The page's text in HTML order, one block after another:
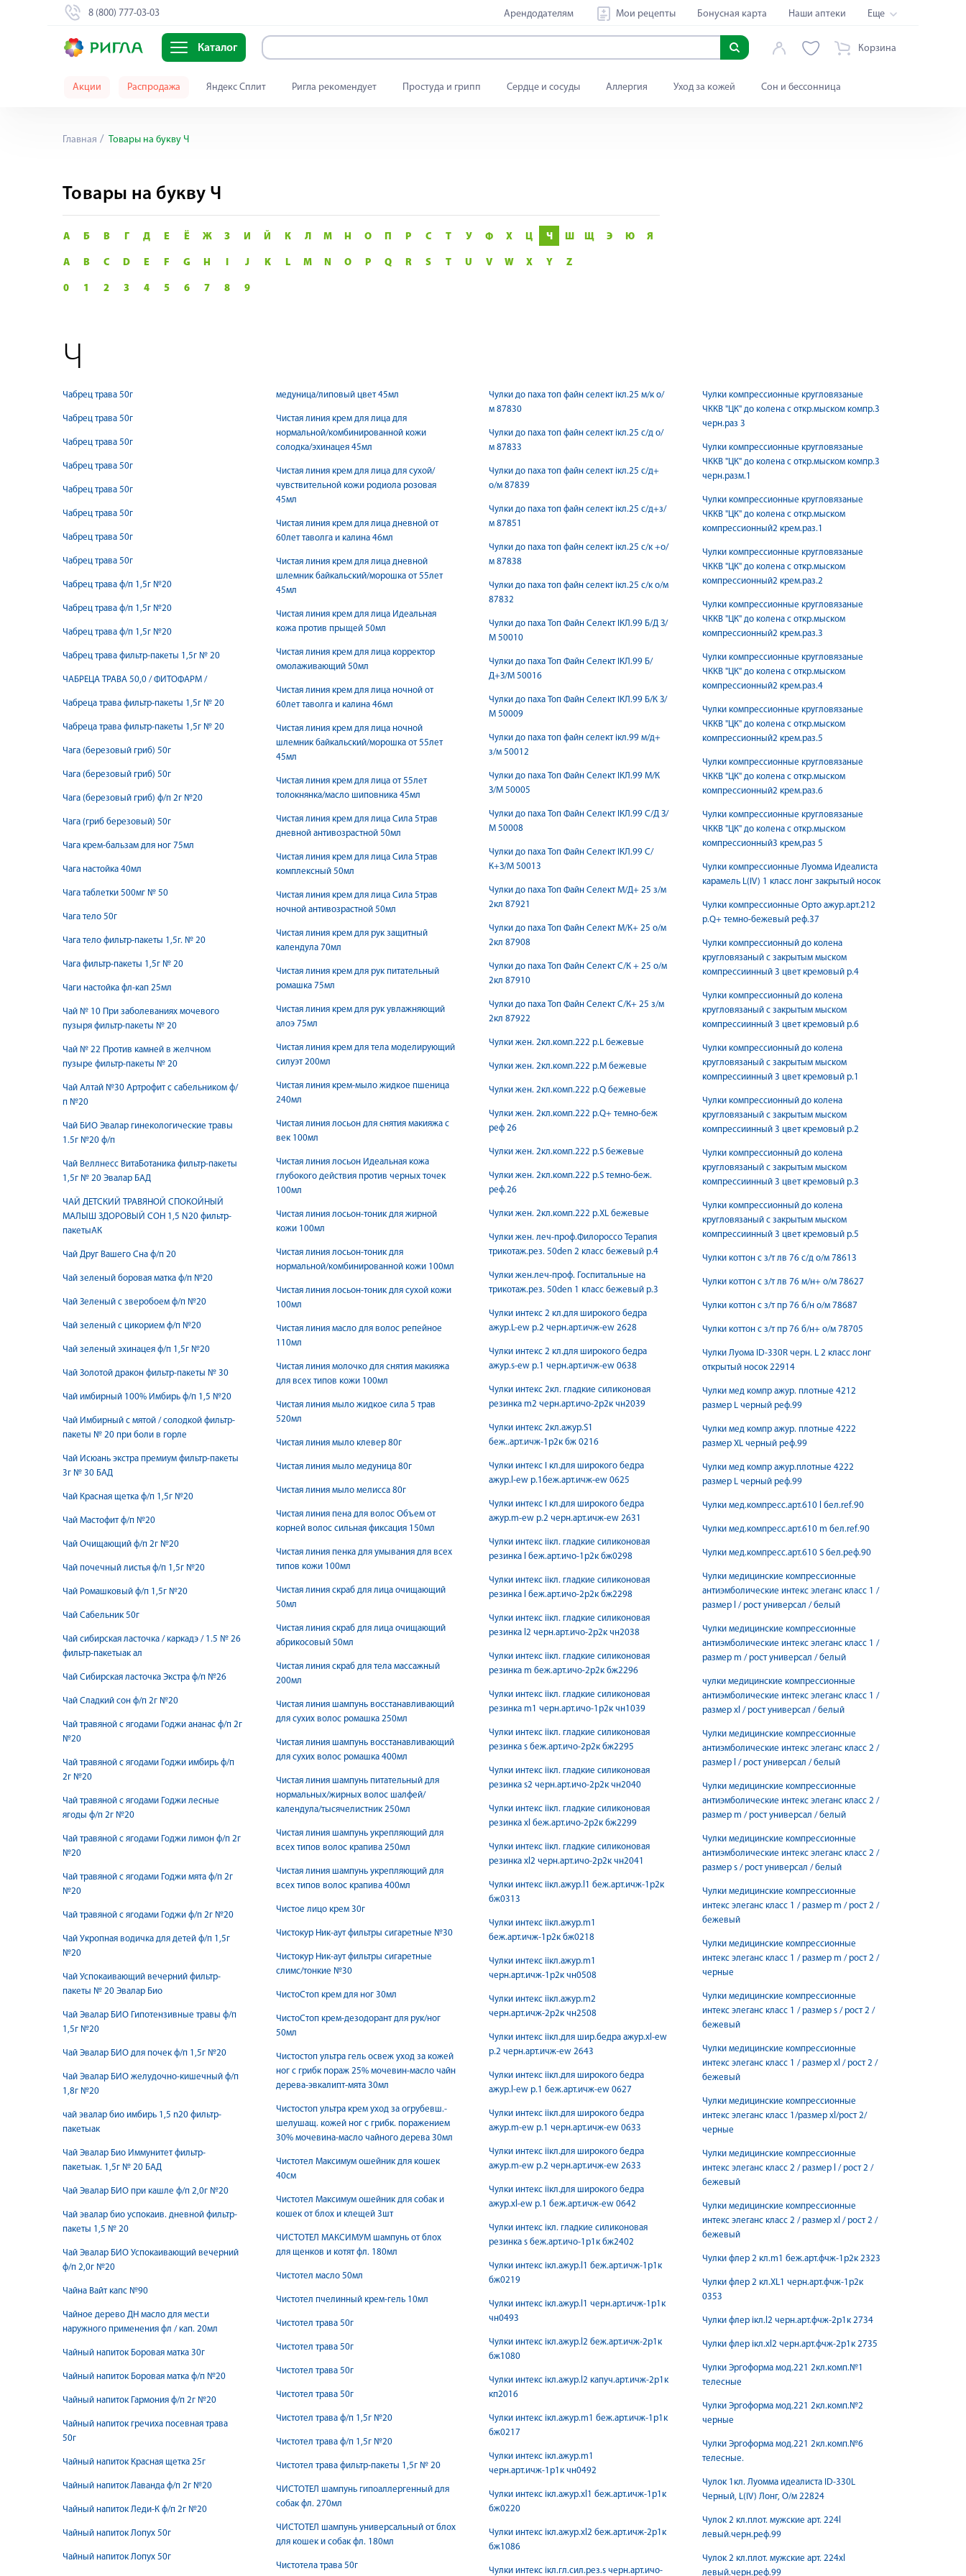
8 (800) 777-03-03 Арендодателям Мои рецепты Бонусная карта Наши аптеки Еще
Каталог Корзина
Акции Распродажа Яндекс Сплит Ригла рекомендует Простуда и грипп Сердце и сосуды Аллергия Уход за кожей Сон и бессонница
Главная Товары на букву Ч
Товары на букву Ч
А Б В Г Д Е Ё Ж З И Й К Л М Н О П Р С Т У Ф Х Ц Ч Ш Щ Э Ю Я
A B C D E F G H I J K L M N O P Q R S T U V W X Y Z
0 1 2 3 4 5 6 7 8 9
Ч
Чабрец трава 50г
Чабрец трава 50г
Чабрец трава 50г
Чабрец трава 50г
Чабрец трава 50г
Чабрец трава 50г
Чабрец трава 50г
Чабрец трава 50г
Чабрец трава ф/п 1,5г №20
Чабрец трава ф/п 1,5г №20
Чабрец трава ф/п 1,5г №20
Чабрец трава фильтр-пакеты 1,5г № 20
ЧАБРЕЦА ТРАВА 50,0 / ФИТОФАРМ /
Чабреца трава фильтр-пакеты 1,5г № 20
Чабреца трава фильтр-пакеты 1,5г № 20
Чага (березовый гриб) 50г
Чага (березовый гриб) 50г
Чага (березовый гриб) ф/п 2г №20
Чага (гриб березовый) 50г
Чага крем-бальзам для ног 75мл
Чага настойка 40мл
Чага таблетки 500мг № 50
Чага тело 50г
Чага тело фильтр-пакеты 1,5г. № 20
Чага фильтр-пакеты 1,5г № 20
Чаги настойка фл-кап 25мл
Чай № 10 При заболеваниях мочевого
пузыря фильтр-пакеты № 20
Чай № 22 Против камней в желчном
пузыре фильтр-пакеты № 20
Чай Алтай №30 Артрофит с сабельником ф/
п №20
Чай БИО Эвалар гинекологические травы
1.5г №20 ф/п
Чай Веллнесс ВитаБотаника фильтр-пакеты
1,5г № 20 Эвалар БАД
ЧАЙ ДЕТСКИЙ ТРАВЯНОЙ СПОКОЙНЫЙ
МАЛЫШ ЗДОРОВЫЙ СОН 1,5 N20 фильтр-
пакетыАК
Чай Друг Вашего Сна ф/п 20
Чай зеленый боровая матка ф/п №20
Чай Зеленый с зверобоем ф/п №20
Чай зеленый с цикорием ф/п №20
Чай зеленый эхинацея ф/п 1,5г №20
Чай Золотой дракон фильтр-пакеты № 30
Чай имбирный 100% Имбирь ф/п 1,5 №20
Чай Имбирный с мятой / солодкой фильтр-
пакеты № 20 при боли в горле
Чай Исюань экстра премиум фильтр-пакеты
3г № 30 БАД
Чай Красная щетка ф/п 1,5г №20
Чай Мастофит ф/п №20
Чай Очищающий ф/п 2г №20
Чай почечный листья ф/п 1,5г №20
Чай Ромашковый ф/п 1,5г №20
Чай Сабельник 50г
Чай сибирская ласточка / каркадэ / 1.5 № 26
фильтр-пакетыак ал
Чай Сибирская ласточка Экстра ф/п №26
Чай Сладкий сон ф/п 2г №20
Чай травяной с ягодами Годжи ананас ф/п 2г
№20
Чай травяной с ягодами Годжи имбирь ф/п
2г №20
Чай травяной с ягодами Годжи лесные
ягоды ф/п 2г №20
Чай травяной с ягодами Годжи лимон ф/п 2г
№20
Чай травяной с ягодами Годжи мята ф/п 2г
№20
Чай травяной с ягодами Годжи ф/п 2г №20
Чай Укропная водичка для детей ф/п 1,5г
№20
Чай Успокаивающий вечерний фильтр-
пакеты № 20 Эвалар Био
Чай Эвалар БИО Гипотензивные травы ф/п
1,5г №20
Чай Эвалар БИО для почек ф/п 1,5г №20
Чай Эвалар БИО желудочно-кишечный ф/п
1,8г №20
чай эвалар био имбирь 1,5 n20 фильтр-
пакетыак
Чай Эвалар Био Иммунитет фильтр-
пакетыак. 1,5г № 20 БАД
Чай Эвалар БИО при кашле ф/п 2,0г №20
Чай эвалар био успокаив. дневной фильтр-
пакеты 1,5 № 20
Чай Эвалар БИО Успокаивающий вечерний
ф/п 2,0г №20
Чайна Вайт капс №90
Чайное дерево ДН масло для мест.и
наружного применения фл / кап. 20мл
Чайный напиток Боровая матка 30г
Чайный напиток Боровая матка ф/п №20
Чайный напиток Гармония ф/п 2г №20
Чайный напиток гречиха посевная трава
50г
Чайный напиток Красная щетка 25г
Чайный напиток Лаванда ф/п 2г №20
Чайный напиток Леди-К ф/п 2г №20
Чайный напиток Лопух 50г
Чайный напиток Лопух 50г
медуница/липовый цвет 45мл
Чистая линия крем для лица для
нормальной/комбинированной кожи
солодка/эхинацея 45мл
Чистая линия крем для лица для сухой/
чувствительной кожи родиола розовая
45мл
Чистая линия крем для лица дневной от
60лет таволга и калина 46мл
Чистая линия крем для лица дневной
шлемник байкальский/морошка от 55лет
45мл
Чистая линия крем для лица Идеальная
кожа против прыщей 50мл
Чистая линия крем для лица корректор
омолаживающий 50мл
Чистая линия крем для лица ночной от
60лет таволга и калина 46мл
Чистая линия крем для лица ночной
шлемник байкальский/морошка от 55лет
45мл
Чистая линия крем для лица от 55лет
толокнянка/масло шиповника 45мл
Чистая линия крем для лица Сила 5трав
дневной антивозрастной 50мл
Чистая линия крем для лица Сила 5трав
комплексный 50мл
Чистая линия крем для лица Сила 5трав
ночной антивозрастной 50мл
Чистая линия крем для рук защитный
календула 70мл
Чистая линия крем для рук питательный
ромашка 75мл
Чистая линия крем для рук увлажняющий
алоэ 75мл
Чистая линия крем для тела моделирующий
силуэт 200мл
Чистая линия крем-мыло жидкое пшеница
240мл
Чистая линия лосьон для снятия макияжа с
век 100мл
Чистая линия лосьон Идеальная кожа
глубокого действия против черных точек
100мл
Чистая линия лосьон-тоник для жирной
кожи 100мл
Чистая линия лосьон-тоник для
нормальной/комбинированной кожи 100мл
Чистая линия лосьон-тоник для сухой кожи
100мл
Чистая линия масло для волос репейное
110мл
Чистая линия молочко для снятия макияжа
для всех типов кожи 100мл
Чистая линия мыло жидкое сила 5 трав
520мл
Чистая линия мыло клевер 80г
Чистая линия мыло медуница 80г
Чистая линия мыло мелисса 80г
Чистая линия пена для волос Объем от
корней волос сильная фиксация 150мл
Чистая линия пенка для умывания для всех
типов кожи 100мл
Чистая линия скраб для лица очищающий
50мл
Чистая линия скраб для лица очищающий
абрикосовый 50мл
Чистая линия скраб для тела массажный
200мл
Чистая линия шампунь восстанавливающий
для сухих волос ромашка 250мл
Чистая линия шампунь восстанавливающий
для сухих волос ромашка 400мл
Чистая линия шампунь питательный для
нормальных/жирных волос шалфей/
календула/тысячелистник 250мл
Чистая линия шампунь укрепляющий для
всех типов волос крапива 250мл
Чистая линия шампунь укрепляющий для
всех типов волос крапива 400мл
Чистое лицо крем 30г
Чистокур Ник-аут фильтры сигаретные №30
Чистокур Ник-аут фильтры сигаретные
слимс/тонкие №30
ЧистоСтоп крем для ног 30мл
ЧистоСтоп крем-дезодорант для рук/ног
50мл
Чистостоп ультра гель освеж уход за кожей
ног с грибк пораж 25% мочевин-масло чайн
дерева-эвкалипт-мята 30мл
Чистостоп ультра крем уход за огрубевш.-
шелушащ. кожей ног с грибк. поражением
30% мочевина-масло чайного дерева 30мл
Чистотел Максимум ошейник для кошек
40см
Чистотел Максимум ошейник для собак и
кошек от блох и клещей 3шт
ЧИСТОТЕЛ МАКСИМУМ шампунь от блох
для щенков и котят фл. 180мл
Чистотел масло 50мл
Чистотел пчелинный крем-гель 10мл
Чистотел трава 50г
Чистотел трава 50г
Чистотел трава 50г
Чистотел трава 50г
Чистотел трава ф/п 1,5г №20
Чистотел трава ф/п 1,5г №20
Чистотел трава фильтр-пакеты 1,5г № 20
ЧИСТОТЕЛ шампунь гипоаллергенный для
собак фл. 270мл
ЧИСТОТЕЛ шампунь универсальный от блох
для кошек и собак фл. 180мл
Чистотела трава 50г
Чулки до паха топ файн селект iкл.25 м/к о/
м 87830
Чулки до паха топ файн селект iкл.25 с/д о/
м 87833
Чулки до паха топ файн селект iкл.25 с/д+
о/м 87839
Чулки до паха топ файн селект iкл.25 с/д+з/
м 87851
Чулки до паха топ файн селект iкл.25 с/к +о/
м 87838
Чулки до паха топ файн селект iкл.25 с/к о/м
87832
Чулки до паха Топ Файн Селект IКЛ.99 Б/Д З/
М 50010
Чулки до паха Топ Файн Селект IКЛ.99 Б/
Д+З/М 50016
Чулки до паха Топ Файн Селект IКЛ.99 Б/К З/
М 50009
Чулки до паха топ файн селект iкл.99 м/д+
з/м 50012
Чулки до паха Топ Файн Селект IКЛ.99 М/К
З/М 50005
Чулки до паха Топ Файн Селект IКЛ.99 С/Д З/
М 50008
Чулки до паха Топ Файн Селект IКЛ.99 С/
К+З/М 50013
Чулки до паха Топ Файн Селект М/Д+ 25 з/м
2кл 87921
Чулки до паха Топ Файн Селект М/К+ 25 о/м
2кл 87908
Чулки до паха Топ Файн Селект С/К + 25 о/м
2кл 87910
Чулки до паха Топ Файн Селект С/К+ 25 з/м
2кл 87922
Чулки жен. 2кл.комп.222 р.L бежевые
Чулки жен. 2кл.комп.222 р.M бежевые
Чулки жен. 2кл.комп.222 р.Q бежевые
Чулки жен. 2кл.комп.222 р.Q+ темно-беж
реф 26
Чулки жен. 2кл.комп.222 р.S бежевые
Чулки жен. 2кл.комп.222 р.S темно-беж.
реф.26
Чулки жен. 2кл.комп.222 р.ХL бежевые
Чулки жен. леч-проф.Филороссо Терапия
трикотаж.рез. 50den 2 класс бежевый р.4
Чулки жен.леч-проф. Госпитальные на
трикотаж.рез. 50den 1 класс бежевый р.3
Чулки интекс 2 кл.для широкого бедра
ажур.L-ew р.2 черн.арт.ичж-ew 2628
Чулки интекс 2 кл.для широкого бедра
ажур.s-ew р.1 черн.арт.ичж-еw 0638
Чулки интекс 2кл. гладкие силиконовая
резинка m2 черн.арт.ичo-2р2к чн2039
Чулки интекс 2кл.ажур.S1
беж..арт.ичж-1р2к бж 0216
Чулки интекс I кл.для широкого бедра
ажур.l-ew р.1беж.арт.ичж-еw 0625
Чулки интекс I кл.для широкого бедра
ажур.m-ew р.2 черн.арт.ичж-еw 2631
Чулки интекс iiкл. гладкие силиконовая
резинка l беж.арт.ичo-1р2к бж0298
Чулки интекс iiкл. гладкие силиконовая
резинка l беж.арт.ичo-2р2к бж2298
Чулки интекс iiкл. гладкие силиконовая
резинка l2 черн.арт.ичo-2р2к чн2038
Чулки интекс iiкл. гладкие силиконовая
резинка m беж.арт.ичo-2р2к бж2296
Чулки интекс iiкл. гладкие силиконовая
резинка m1 черн.арт.ичo-1р2к чн1039
Чулки интекс iiкл. гладкие силиконовая
резинка s беж.арт.ичo-2р2к бж2295
Чулки интекс iiкл. гладкие силиконовая
резинка s2 черн.арт.ичo-2р2к чн2040
Чулки интекс iiкл. гладкие силиконовая
резинка xl беж.арт.ичo-2р2к бж2299
Чулки интекс iiкл. гладкие силиконовая
резинка xl2 черн.арт.ичo-2р2к чн2041
Чулки интекс iiкл.ажур.l1 беж.арт.ичж-1р2к
бж0313
Чулки интекс iiкл.ажур.m1
беж.арт.ичж-1р2к бж0218
Чулки интекс iiкл.ажур.m1
черн.арт.ичж-1р2к чн0508
Чулки интекс iiкл.ажур.m2
черн.арт.ичж-2р2к чн2508
Чулки интекс iiкл.для шир.бедра ажур.xl-ew
р.2 черн.арт.ичж-еw 2643
Чулки интекс iiкл.для широкого бедра
ажур.l-ew р.1 беж.арт.ичж-еw 0627
Чулки интекс iiкл.для широкого бедра
ажур.m-ew р.1 черн.арт.ичж-ew 0633
Чулки интекс iiкл.для широкого бедра
ажур.m-ew р.2 черн.арт.ичж-еw 2633
Чулки интекс iiкл.для широкого бедра
ажур.xl-ew р.1 беж.арт.ичж-еw 0642
Чулки интекс iкл. гладкие силиконовая
резинка s беж.арт.ичo-1р1к бж2402
Чулки интекс iкл.ажур.l1 беж.арт.ичж-1р1к
бж0219
Чулки интекс iкл.ажур.l1 черн.арт.ичж-1р1к
чн0493
Чулки интекс iкл.ажур.l2 беж.арт.ичж-2р1к
бж1080
Чулки интекс iкл.ажур.l2 капуч.арт.ичж-2р1к
кп2016
Чулки интекс iкл.ажур.m1 беж.арт.ичж-1р1к
бж0217
Чулки интекс iкл.ажур.m1
черн.арт.ичж-1р1к чн0492
Чулки интекс iкл.ажур.xl1 беж.арт.ичж-1р1к
бж0220
Чулки интекс iкл.ажур.xl2 беж.арт.ичж-2р1к
бж1086
Чулки интекс iкл.гл.сил.рез.s черн.арт.ичo-
Чулки компрессионные кругловязаные
ЧККВ "ЦК" до колена с откр.мыском компр.3
черн.раз 3
Чулки компрессионные кругловязаные
ЧККВ "ЦК" до колена с откр.мыском компр.3
черн.разм.1
Чулки компрессионные кругловязаные
ЧККВ "ЦК" до колена с откр.мыском
компрессионный2 крем.раз.1
Чулки компрессионные кругловязаные
ЧККВ "ЦК" до колена с откр.мыском
компрессионный2 крем.раз.2
Чулки компрессионные кругловязаные
ЧККВ "ЦК" до колена с откр.мыском
компрессионный2 крем.раз.3
Чулки компрессионные кругловязаные
ЧККВ "ЦК" до колена с откр.мыском
компрессионный2 крем.раз.4
Чулки компрессионные кругловязаные
ЧККВ "ЦК" до колена с откр.мыском
компрессионный2 крем.раз.5
Чулки компрессионные кругловязаные
ЧККВ "ЦК" до колена с откр.мыском
компрессионный2 крем.раз.6
Чулки компрессионные кругловязаные
ЧККВ "ЦК" до колена с откр.мыском
компрессионный3 крем,раз 5
Чулки компрессионные Луомма Идеалиста
карамель L(IV) 1 класс лонг закрытый носок
Чулки компрессионные Орто ажур.арт.212
р.Q+ темно-бежевый реф.37
Чулки компрессионный до колена
кругловязаный с закрытым мыском
компрессиинный 3 цвет кремовый р.4
Чулки компрессионный до колена
кругловязаный с закрытым мыском
компрессиинный 3 цвет кремовый р.6
Чулки компрессионный до колена
кругловязаный с закрытым мыском
компрессиинный 3 цвет кремовый р.1
Чулки компрессионный до колена
кругловязаный с закрытым мыском
компрессиинный 3 цвет кремовый р.2
Чулки компрессионный до колена
кругловязаный с закрытым мыском
компрессиинный 3 цвет кремовый р.3
Чулки компрессионный до колена
кругловязаный с закрытым мыском
компрессиинный 3 цвет кремовый р.5
Чулки коттон с з/т лв 76 с/д о/м 78613
Чулки коттон с з/т лв 76 м/н+ о/м 78627
Чулки коттон с з/т пр 76 б/н о/м 78687
Чулки коттон с з/т пр 76 б/н+ о/м 78705
Чулки Луома ID-330R черн. L 2 класс лонг
открытый носок 22914
Чулки мед компр ажур. плотные 4212
размер L черный реф.99
Чулки мед компр ажур. плотные 4222
размер XL черный реф.99
Чулки мед компр ажур.плотные 4222
размер L черный реф.99
Чулки мед.компресс.арт.610 l бел.ref.90
Чулки мед.компресс.арт.610 m бел.ref.90
Чулки мед.компресс.арт.610 S бел.реф.90
Чулки медицинские компрессионные
антиэмболические интекс элеганс класс 1 /
размер l / рост универсал / белый
Чулки медицинские компрессионные
антиэмболические интекс элеганс класс 1 /
размер m / рост универсал / белый
чулки медицинские компрессионные
антиэмболические интекс элеганс класс 1 /
размер xl / рост универсал / белый
Чулки медицинские компрессионные
антиэмболические интекс элеганс класс 2 /
размер l / рост универсал / белый
Чулки медицинские компрессионные
антиэмболические интекс элеганс класс 2 /
размер m / рост универсал / белый
Чулки медицинские компрессионные
антиэмболические интекс элеганс класс 2 /
размер s / рост универсал / белый
Чулки медицинские компрессионные
интекс элеганс класс 1 / размер m / рост 2 /
бежевый
Чулки медицинские компрессионные
интекс элеганс класс 1 / размер m / рост 2 /
черные
Чулки медицинские компрессионные
интекс элеганс класс 1 / размер s / рост 2 /
бежевый
Чулки медицинские компрессионные
интекс элеганс класс 1 / размер xl / рост 2 /
бежевый
Чулки медицинские компрессионные
интекс элеганс класс 1/размер xl/рост 2/
черные
Чулки медицинские компрессионные
интекс элеганс класс 2 / размер l / рост 2 /
бежевый
Чулки медицинские компрессионные
интекс элеганс класс 2 / размер xl / рост 2 /
бежевый
Чулки флер 2 кл.m1 беж.арт.фчж-1р2к 2323
Чулки флер 2 кл.XL1 черн.арт.фчж-1р2к
0353
Чулки флер iкл.l2 черн.арт.фчж-2р1к 2734
Чулки флер iкл.xl2 черн.арт.фчж-2р1к 2735
Чулки Эргоформа мод.221 2кл.комп.№1
телесные
Чулки Эргоформа мод.221 2кл.комп.№2
черные
Чулки Эргоформа мод.221 2кл.комп.№6
телесные.
Чулок 1кл. Луомма идеалиста ID-330L
Черный, L(IV) Лонг, О/м 22824
Чулок 2 кл.плот. мужские арт. 224l
левый.черн.реф.99
Чулок 2 кл.плот. мужские арт. 224xl
левый.черн.реф.99